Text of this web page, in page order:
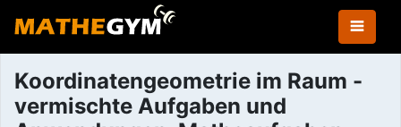
Koordinatengeometrie im Raum -
vermischte Aufgaben und